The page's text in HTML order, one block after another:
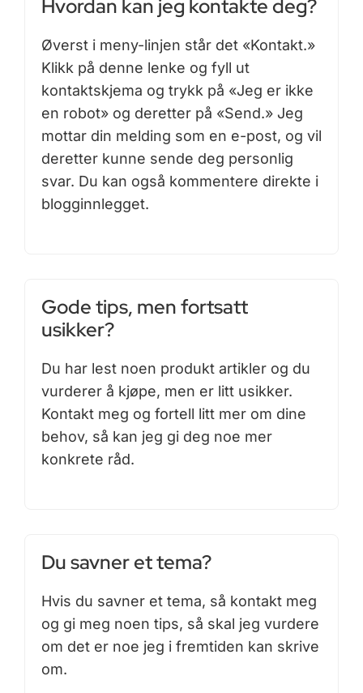
Hvordan kan jeg kontakte deg?
Øverst i meny-linjen står det «Kontakt.»
Klikk på denne lenke og fyll ut
kontaktskjema og trykk på «Jeg er ikke
en robot» og deretter på «Send.» Jeg
mottar din melding som en e-post, og vil
deretter kunne sende deg personlig
svar. Du kan også kommentere direkte i
blogginnlegget.
Gode tips, men fortsatt
usikker?
Du har lest noen produkt artikler og du
vurderer å kjøpe, men er litt usikker.
Kontakt meg og fortell litt mer om dine
behov, så kan jeg gi deg noe mer
konkrete råd.
Du savner et tema?
Hvis du savner et tema, så kontakt meg
og gi meg noen tips, så skal jeg vurdere
om det er noe jeg i fremtiden kan skrive
om.